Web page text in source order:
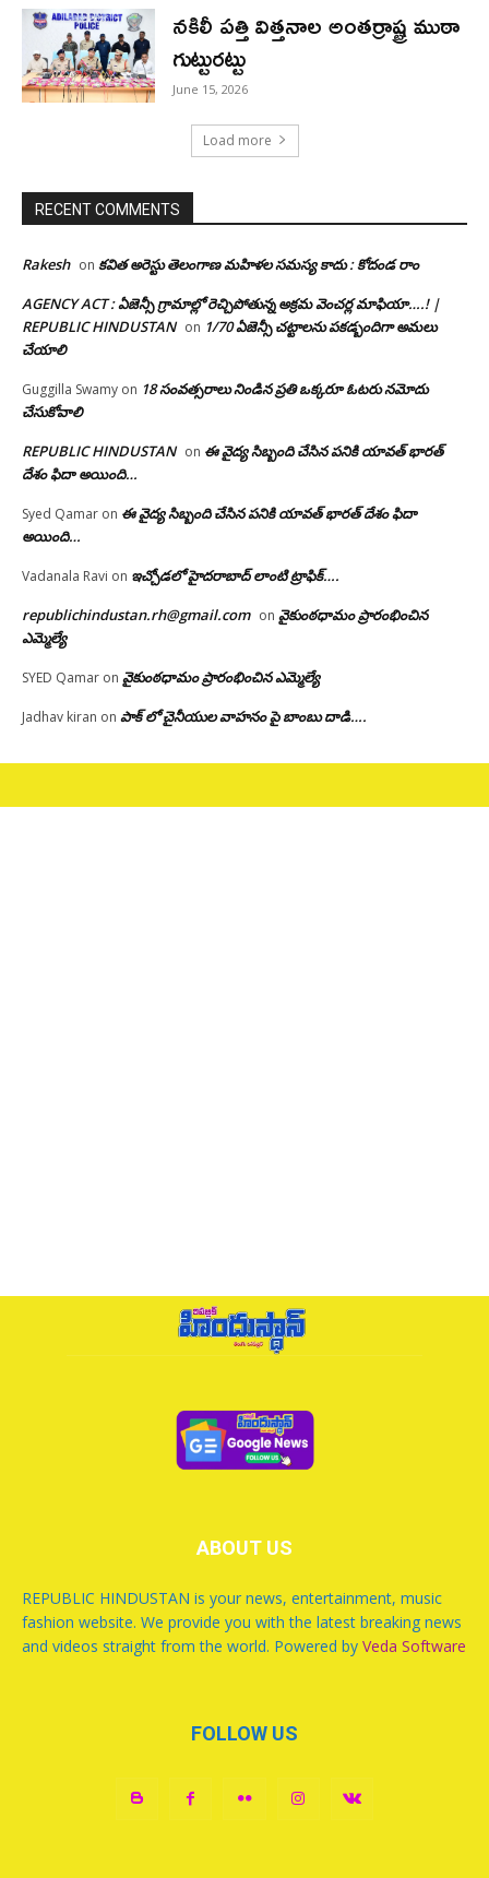
నకిలీ పత్తి విత్తనాల అంతర్రాష్ట్ర ముఠా
గుట్టురట్టు
June 15, 2026
Load more
RECENT COMMENTS
Rakesh on కవిత అరెస్టు తెలంగాణ మహిళల సమస్య కాదు : కోదండ రాం
AGENCY ACT : ఏజెన్సీ గ్రామాల్లో రెచ్చిపోతున్న అక్రమ వెంచర్ల మాఫియా….! |
REPUBLIC HINDUSTAN on 1/70 ఏజెన్సీ చట్టాలను పకడ్బందిగా అమలు
చేయాలి
Guggilla Swamy on 18 సంవత్సరాలు నిండిన ప్రతి ఒక్కరూ ఓటరు నమోదు
చేసుకోవాలి
REPUBLIC HINDUSTAN on ఈ వైద్య సిబ్బంది చేసిన పనికి యావత్ భారత్
దేశం ఫిదా అయింది…
Syed Qamar on ఈ వైద్య సిబ్బంది చేసిన పనికి యావత్ భారత్ దేశం ఫిదా
అయింది…
Vadanala Ravi on ఇచ్చోడలో హైదరాబాద్ లాంటి ట్రాఫిక్….
republichindustan.rh@gmail.com on వైకుంఠధామం ప్రారంభించిన
ఎమ్మెల్యే
SYED Qamar on వైకుంఠధామం ప్రారంభించిన ఎమ్మెల్యే
Jadhav kiran on పాక్ లో చైనీయుల వాహనం పై బాంబు దాడి….
ABOUT US
REPUBLIC HINDUSTAN is your news, entertainment, music
fashion website. We provide you with the latest breaking news
and videos straight from the world. Powered by Veda Software
FOLLOW US